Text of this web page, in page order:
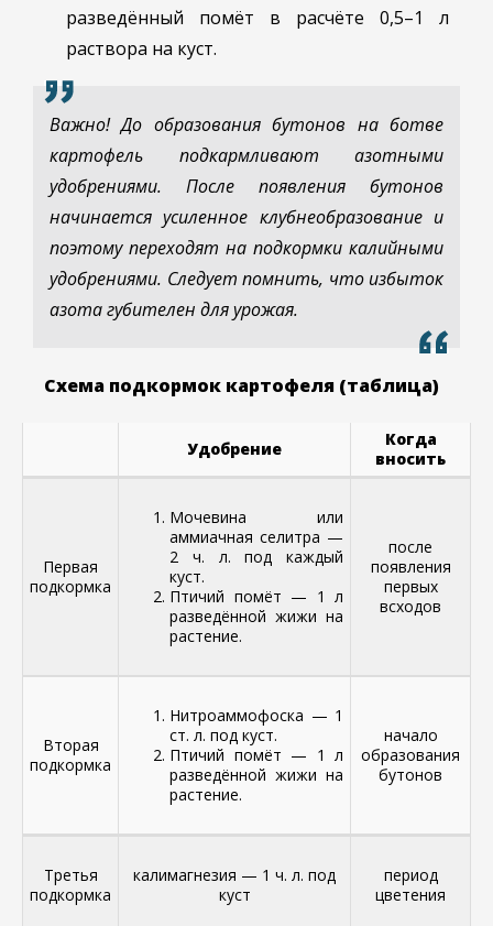
разведённый помёт в расчёте 0,5–1 л
раствора на куст.
Важно! До образования бутонов на ботве
картофель подкармливают азотными
удобрениями. После появления бутонов
начинается усиленное клубнеобразование и
поэтому переходят на подкормки калийными
удобрениями. Следует помнить, что избыток
азота губителен для урожая.
Схема подкормок картофеля (таблица)
Удобрение
Когда
вносить
Первая
подкормка
Мочевина или
аммиачная селитра —
2 ч. л. под каждый
куст.
Птичий помёт — 1 л
разведённой жижи на
растение.
после
появления
первых
всходов
Вторая
подкормка
Нитроаммофоска — 1
ст. л. под куст.
Птичий помёт — 1 л
разведённой жижи на
растение.
начало
образования
бутонов
Третья
подкормка
калимагнезия — 1 ч. л. под
куст
период
цветения